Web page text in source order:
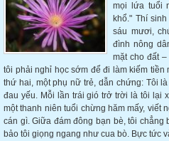
mọi lứa tuổi
khổ." Thí
sáu mươi,
đình nông
mặt cho đất
tôi phải nghỉ học sớm để đi làm kiếm tiền
thứ hai, một phụ nữ trẻ, dẫn chứng: Tôi
đau yếu. Mỗi lần trái gió trở trời là tôi lại
một thanh niên tuổi chừng hăm mấy, viết
cán gì. Giữa đám đông bạn bè, tôi chẳng
bảo tôi giọng ngang như cua bò. Bực tức